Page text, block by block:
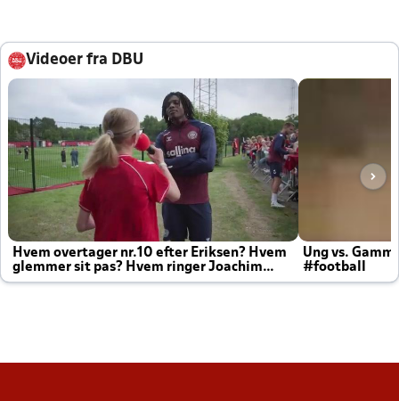
Videoer fra DBU
Hvem overtager nr.10 efter Eriksen? Hvem
glemmer sit pas? Hvem ringer Joachim
altid til efter kampe?
Ung vs.
#football